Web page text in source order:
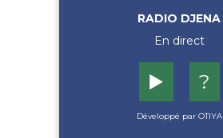
RADIO DJENA
En direct
▶️ ?
Développé par OTIYA